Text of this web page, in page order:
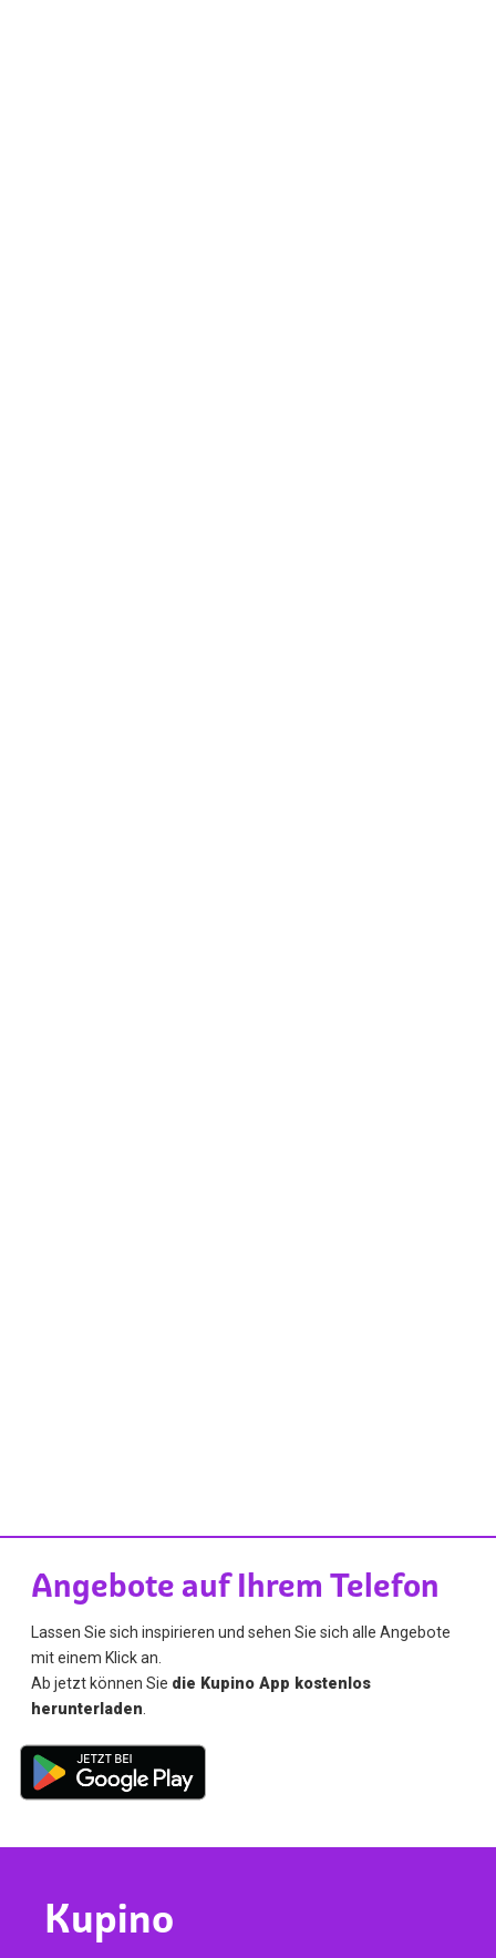
Angebote auf Ihrem Telefon
Lassen Sie sich inspirieren und sehen Sie sich alle Angebote
mit einem Klick an.
Ab jetzt können Sie die Kupino App kostenlos
herunterladen
Kupino